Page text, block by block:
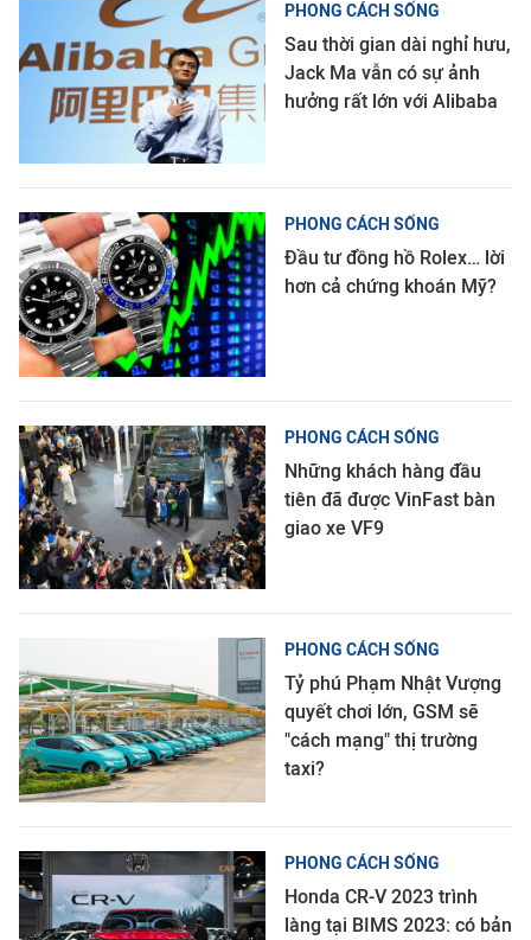
PHONG CÁCH SỐNG
Sau thời gian dài nghỉ hưu,
Jack Ma vẫn có sự ảnh
hưởng rất lớn với Alibaba
PHONG CÁCH SỐNG
Đầu tư đồng hồ Rolex… lời
hơn cả chứng khoán Mỹ?
PHONG CÁCH SỐNG
Những khách hàng đầu
tiên đã được VinFast bàn
giao xe VF9
PHONG CÁCH SỐNG
Tỷ phú Phạm Nhật Vượng
quyết chơi lớn, GSM sẽ
"cách mạng" thị trường
taxi?
PHONG CÁCH SỐNG
Honda CR-V 2023 trình
làng tại BIMS 2023: có bản